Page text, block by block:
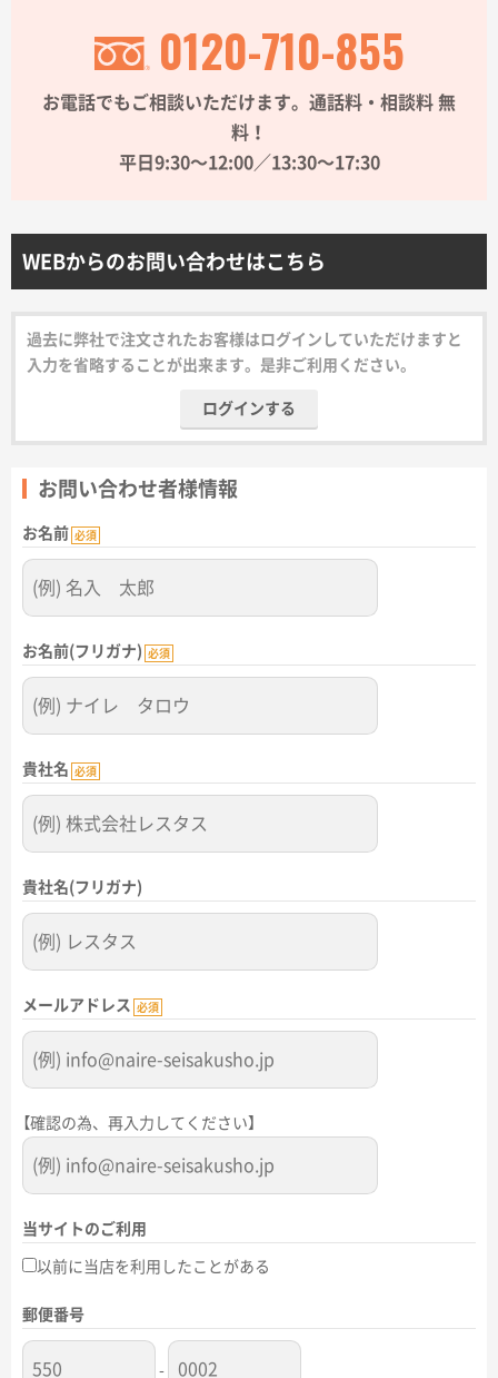
サイトメニュー
初めての方へ
お見積書の作成方法
データ入稿ガイド
名入れグループサイト
0120-710-855
お電話でもご相談いただけます。通話料・相談料 無
料！
平日9:30〜12:00／13:30〜17:30
WEBからのお問い合わせはこちら
過去に弊社で注文されたお客様はログインしていただけますと
入力を省略することが出来ます。是非ご利用ください。
ログインする
お問い合わせ者様情報
お名前 必須
お名前(フリガナ) 必須
貴社名 必須
貴社名(フリガナ)
メールアドレス 必須
【確認の為、再入力してください】
当サイトのご利用
以前に当店を利用したことがある
郵便番号
-